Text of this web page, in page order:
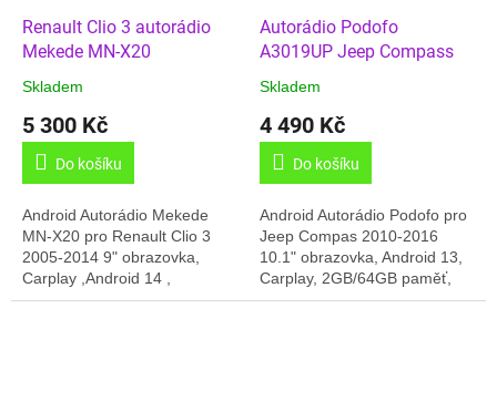
Renault Clio 3 autorádio
Mekede MN-X20
Skladem
5 300 Kč
Do košíku
Android Autorádio Mekede
MN-X20 pro Renault Clio 3
2005-2014 9" obrazovka,
Carplay ,Android 14 ,
4GB/64GB paměť, GPS,
Autorádio Podofo
A3019UP Jeep Compass
Skladem
4 490 Kč
Do košíku
Android Autorádio Podofo pro
Jeep Compas 2010-2016
10.1" obrazovka, Android 13,
Carplay, 2GB/64GB paměť,
GPS, Český jazyk, 2xUSB,